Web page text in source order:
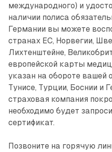
международного) и
наличии полиса
Германии вы можете
странах ЕС, Норвегии,
Лихтенштейне,
европейской карты
указан на обороте вашей
Тунисе, Турции, Боснии и
страховая компания
необходимо будет
сертификат.
Позвоните на горячую